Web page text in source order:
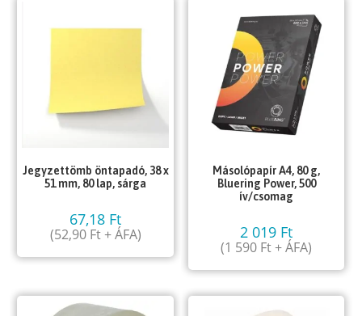
Jegyzettömb öntapadó, 38 x
51 mm, 80 lap, sárga
67,18 Ft
(52,90 Ft+ ÁFA)
Másolópapír A4, 80 g,
Bluering Power, 500
ív/csomag
2 019 Ft
(1 590 Ft+ ÁFA)